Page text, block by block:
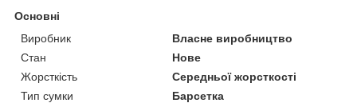
Основні
Виробник
Власне виробництво
Стан
Нове
Жорсткість
Середньої жорсткості
Тип сумки
Барсетка